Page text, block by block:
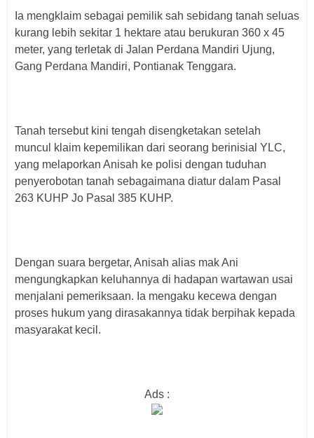
Ia mengklaim sebagai pemilik sah sebidang tanah seluas
kurang lebih sekitar 1 hektare atau berukuran 360 x 45
meter, yang terletak di Jalan Perdana Mandiri Ujung,
Gang Perdana Mandiri, Pontianak Tenggara.
Tanah tersebut kini tengah disengketakan setelah
muncul klaim kepemilikan dari seorang berinisial YLC,
yang melaporkan Anisah ke polisi dengan tuduhan
penyerobotan tanah sebagaimana diatur dalam Pasal
263 KUHP Jo Pasal 385 KUHP.
Dengan suara bergetar, Anisah alias mak Ani
mengungkapkan keluhannya di hadapan wartawan usai
menjalani pemeriksaan. Ia mengaku kecewa dengan
proses hukum yang dirasakannya tidak berpihak kepada
masyarakat kecil.
Ads :